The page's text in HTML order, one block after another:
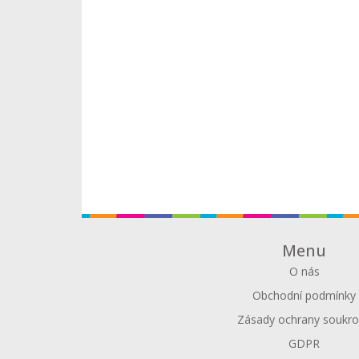
Menu
O nás
Obchodní podmínky
Zásady ochrany
GDPR